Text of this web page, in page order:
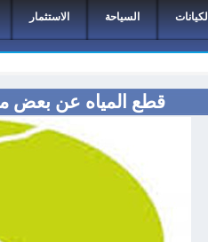
الكيانات السياحة الاستثمار
قطع المياه عن بعض